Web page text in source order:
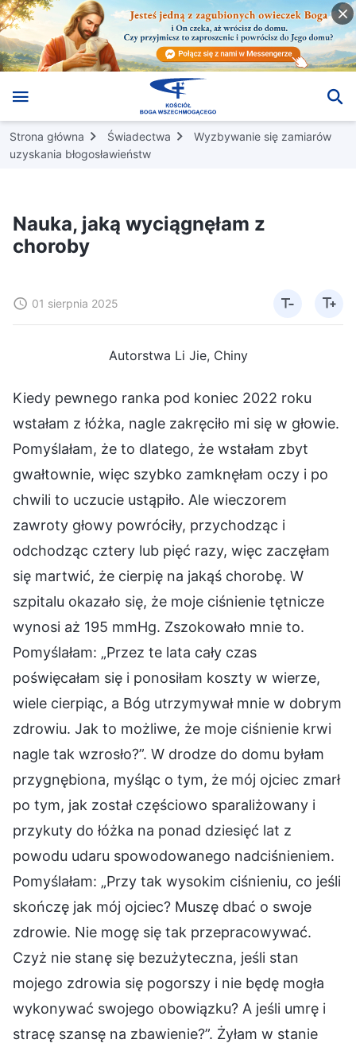
Strona główna Świadectwa
Wyzbywanie się zamiarów
uzyskania błogosławieństw
Nauka, jaką wyciągnęłam z
choroby
01 sierpnia 2025
Autorstwa Li Jie, Chiny
Kiedy pewnego ranka pod koniec 2022 roku
wstałam z łóżka, nagle zakręciło mi się w głowie.
Pomyślałam, że to dlatego, że wstałam zbyt
gwałtownie, więc szybko zamknęłam oczy i po
chwili to uczucie ustąpiło. Ale wieczorem
zawroty głowy powróciły, przychodząc i
odchodząc cztery lub pięć razy, więc zaczęłam
się martwić, że cierpię na jakąś chorobę. W
szpitalu okazało się, że moje ciśnienie tętnicze
wynosi aż 195 mmHg. Zszokowało mnie to.
Pomyślałam: „Przez te lata cały czas
poświęcałam się i ponosiłam koszty w wierze,
wiele cierpiąc, a Bóg utrzymywał mnie w dobrym
zdrowiu. Jak to możliwe, że moje ciśnienie krwi
nagle tak wzrosło?”. W drodze do domu byłam
przygnębiona, myśląc o tym, że mój ojciec zmarł
po tym, jak został częściowo sparaliżowany i
przykuty do łóżka na ponad dziesięć lat z
powodu udaru spowodowanego nadciśnieniem.
Pomyślałam: „Przy tak wysokim ciśnieniu, co jeśli
skończę jak mój ojciec? Muszę dbać o swoje
zdrowie. Nie mogę się tak przepracowywać.
Czyż nie stanę się bezużyteczna, jeśli stan
mojego zdrowia się pogorszy i nie będę mogła
wykonywać swojego obowiązku? A jeśli umrę i
stracę szansę na zbawienie?”. Żyłam w stanie